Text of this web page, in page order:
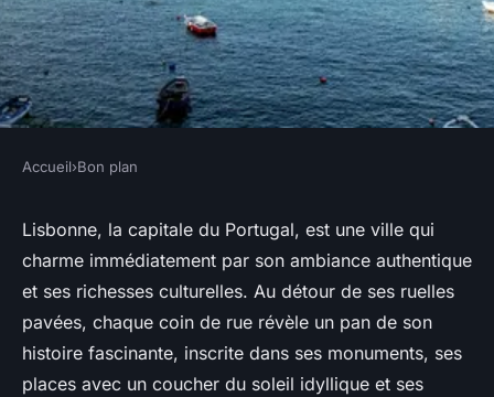
BON PLAN
Activités incontournables à
Lisbonne : Le guide complet
Noa•19 août 2024•10 min de lecture
Accueil›Bon plan
Lisbonne, la capitale du Portugal, est une ville qui
charme immédiatement par son ambiance authentique
et ses richesses culturelles. Au détour de ses ruelles
pavées, chaque coin de rue révèle un pan de son
histoire fascinante, inscrite dans ses monuments, ses
places avec un coucher du soleil idyllique et ses